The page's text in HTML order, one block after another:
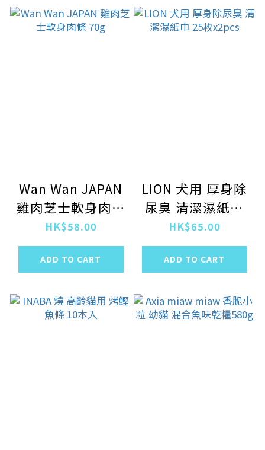
Wan Wan JAPAN
雞肉芝士軟身肉條
70g
HK$58.00
ADD TO CART
LION 犬用 厚身除
尿臭 清潔濕紙巾
25枚x2pcs
HK$65.00
ADD TO CART